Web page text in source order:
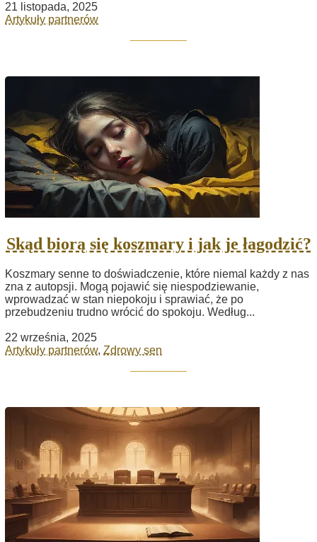
21 listopada, 2025
Artykuły partnerów
Skąd biorą się koszmary i jak je łagodzić?
Koszmary senne to doświadczenie, które niemal każdy z nas
zna z autopsji. Mogą pojawić się niespodziewanie,
wprowadzać w stan niepokoju i sprawiać, że po
przebudzeniu trudno wrócić do spokoju. Według...
22 września, 2025
Artykuły partnerów, Zdrowy sen